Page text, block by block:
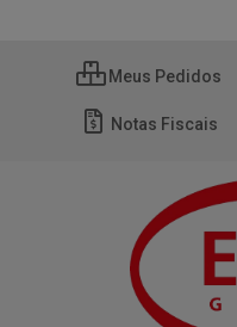
Meus Pedidos
Notas Fiscais